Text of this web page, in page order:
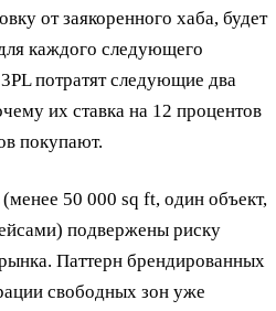
от заякоренного хаба, будет
каждого следующего
потратят следующие два
их ставка на 12 процентов
покупают.
50 000 sq ft, один объект,
подвержены риску
Паттерн брендированных
свободных зон уже